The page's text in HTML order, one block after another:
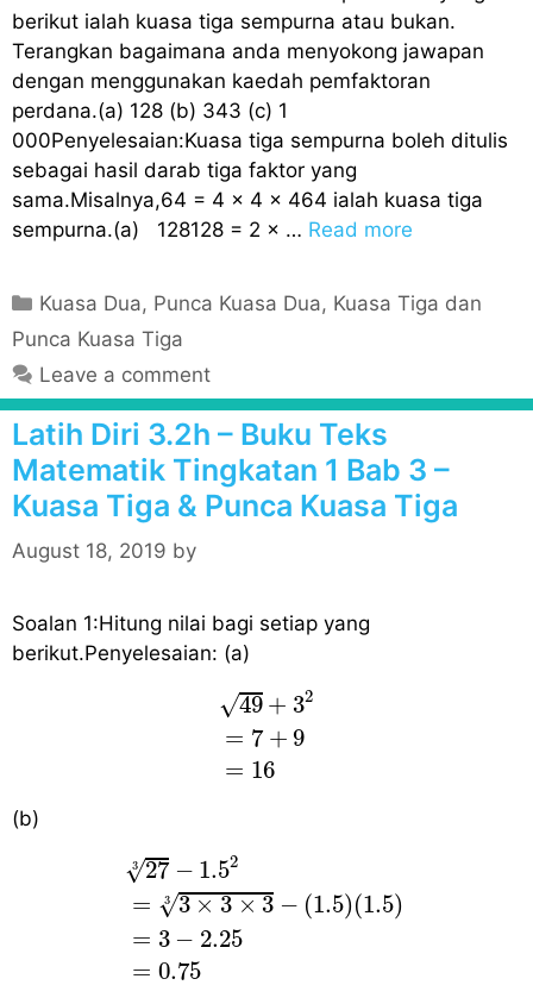
berikut ialah kuasa tiga sempurna atau bukan.
Terangkan bagaimana anda menyokong jawapan
dengan menggunakan kaedah pemfaktoran
perdana.(a) 128 (b) 343 (c) 1
000Penyelesaian:Kuasa tiga sempurna boleh ditulis
sebagai hasil darab tiga faktor yang
sama.Misalnya,64 = 4 × 4 × 464 ialah kuasa tiga
sempurna.(a) 128128 = 2 × … Read more
C
a
e
g
o
r
i
s
Kuasa Dua, Punca Kuasa Dua, Kuasa Tiga dan
Punca Kuasa Tiga
Leave a comment
Latih Diri 3.2h – Buku Teks
Matematik Tingkatan 1 Bab 3 –
Kuasa Tiga & Punca Kuasa Tiga
August 18, 2019 by
Soalan 1:Hitung nilai bagi setiap yang
berikut.Penyelesaian: (a)
√49 + 32
= 7 + 9
= 16
49+3 2 =7
(b)
3
√27 − 1.52
= 3
√3 × 3 × 3 − (1.5)(1.5)
= 3 − 2.25
= 0.75
273− 1.5 2=